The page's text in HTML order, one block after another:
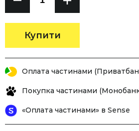
Купити
Оплата частинами
Покупка частинами
«Оплата частинами» в Sense